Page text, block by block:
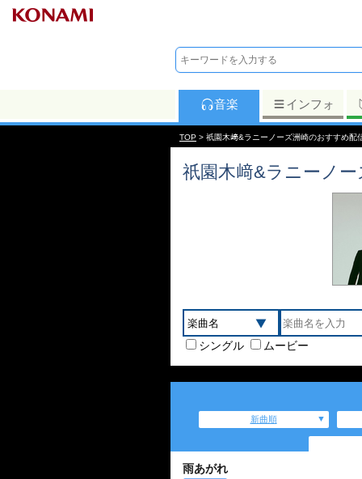
音楽 インフォ
TOP > 祇園木﨑&ラニーノーズ洲崎のおすすめ配
祇園木﨑&ラニーノー
シングル ムービー
新曲順
雨あがれ